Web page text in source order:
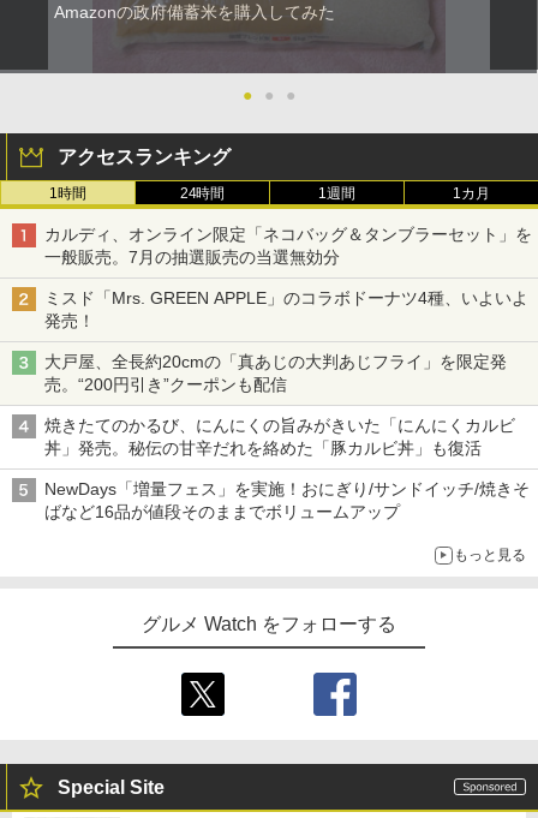
Amazonの政府備蓄米を購入してみた
● ● ●
アクセスランキング
1時間 24時間 1週間 1カ月
カルディ、オンライン限定「ネコバッグ＆タンブラーセット」を
一般販売。7月の抽選販売の当選無効分
ミスド「Mrs. GREEN APPLE」のコラボドーナツ4種、いよいよ
発売！
大戸屋、全長約20cmの「真あじの大判あじフライ」を限定発
売。“200円引き”クーポンも配信
焼きたてのかるび、にんにくの旨みがきいた「にんにくカルビ
丼」発売。秘伝の甘辛だれを絡めた「豚カルビ丼」も復活
NewDays「増量フェス」を実施！おにぎり/サンドイッチ/焼きそ
ばなど16品が値段そのままでボリュームアップ
もっと見る
グルメ Watch をフォローする
Special Site